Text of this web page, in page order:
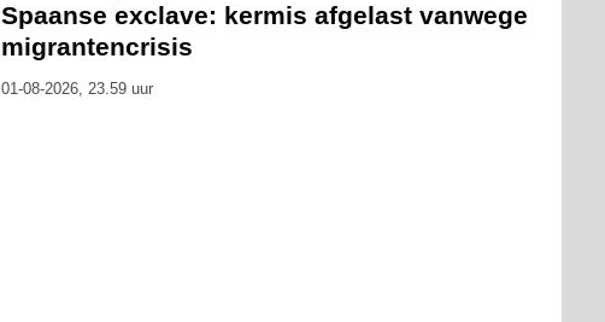
Spaanse exclave: kermis afgelast vanwege
migrantencrisis
01-08-2026, 23.59 uur